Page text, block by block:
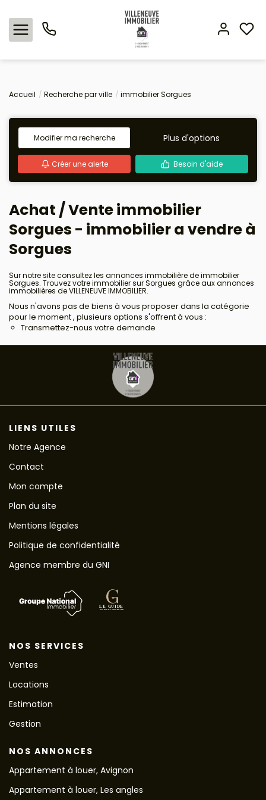
Nos offres
Expertise immobilière
L'agence
Estimation
Avis clients
Accueil Recherche par ville immobilier Sorgues
Modifier ma recherche Plus d'options
Créer une alerte Besoin d'aide
Achat / Vente immobilier
Sorgues - immobilier a vendre à
Sorgues
Sur notre site consultez les annonces immobilière de immobilier
Sorgues. Trouvez votre immobilier sur Sorgues grâce aux annonces
immobilières de VILLENEUVE IMMOBILIER.
Nous n'avons pas de biens à vous proposer dans la catégorie
pour le moment , plusieurs options s'offrent à vous :
Transmettez-nous votre demande
LIENS UTILES
Notre Agence
Contact
Mon compte
Plan du site
Mentions légales
Politique de confidentialité
Agence membre du GNI
NOS SERVICES
Ventes
Locations
Estimation
Gestion
NOS ANNONCES
Appartement à louer, Avignon
Appartement à louer, Les angles